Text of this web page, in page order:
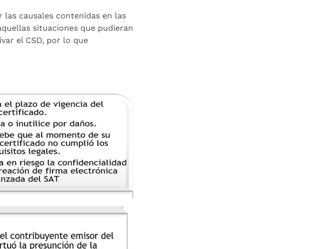
causales contenidas en las
situaciones que pudieran
el CSD, por lo que